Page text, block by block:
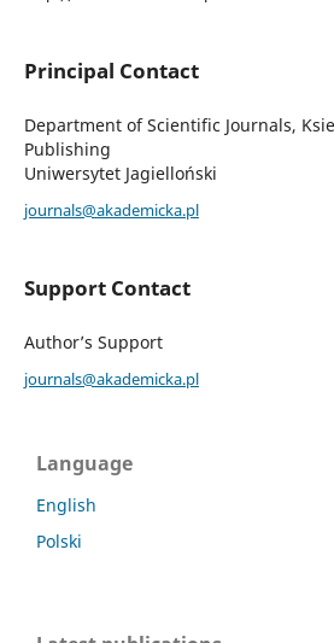
Principal Contact
Department of Scientific Journals,
Publishing
Uniwersytet Jagielloński
journals@akademicka.pl
Support Contact
Author’s Support
journals@akademicka.pl
Language
English
Polski